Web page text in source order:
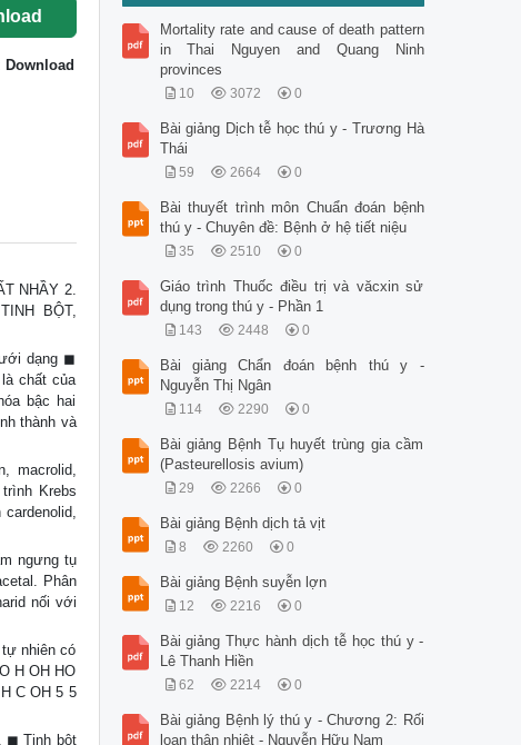
Download
NHẦY 2.
BỘT,
dạng ◼
chất của
bậc hai
thành và
macrolid,
Krebs
cardenolid,
ngưng tụ
Phân
nối với
nhiên có
H OH HO
C OH 5 5
◼ Tinh bột
Mortality rate and cause of death pattern
in Thai Nguyen and Quang Ninh
provinces
10 3072 0
Bài giảng Dịch tễ học thú y - Trương Hà
Thái
59 2664 0
Bài thuyết trình môn Chuẩn đoán bệnh
thú y - Chuyên đề: Bệnh ở hệ tiết niệu
35 2510 0
Giáo trình Thuốc điều trị và văcxin sử
dụng trong thú y - Phần 1
143 2448 0
Bài giảng Chẩn đoán bệnh thú y -
Nguyễn Thị Ngân
114 2290 0
Bài giảng Bệnh Tụ huyết trùng gia cầm
(Pasteurellosis avium)
29 2266 0
Bài giảng Bệnh dịch tả vịt
8 2260 0
Bài giảng Bệnh suyễn lợn
12 2216 0
Bài giảng Thực hành dịch tễ học thú y -
Lê Thanh Hiền
62 2214 0
Bài giảng Bệnh lý thú y - Chương 2: Rối
loạn thân nhiệt - Nguyễn Hữu Nam